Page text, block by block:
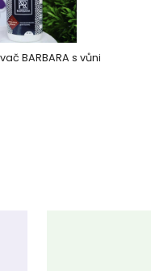
BARBARA s vůni